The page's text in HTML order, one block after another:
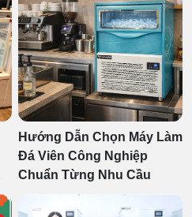
Hướng Dẫn Chọn Máy Làm
Đá Viên Công Nghiệp
Chuẩn Từng Nhu Cầu